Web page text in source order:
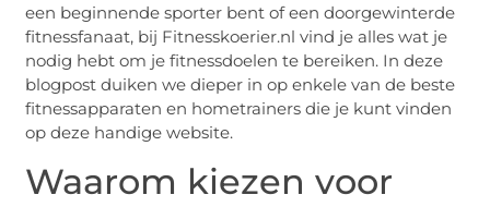
een beginnende sporter bent of een doorgewinterde
fitnessfanaat, bij Fitnesskoerier.nl vind je alles wat je
nodig hebt om je fitnessdoelen te bereiken. In deze
blogpost duiken we dieper in op enkele van de beste
fitnessapparaten en hometrainers die je kunt vinden
op deze handige website.
Waarom kiezen voor